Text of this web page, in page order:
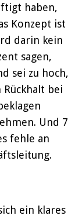
haben,
Konzept ist
darin kein
sagen,
sei zu hoch,
bei
Und 7
fehle an
ein klares